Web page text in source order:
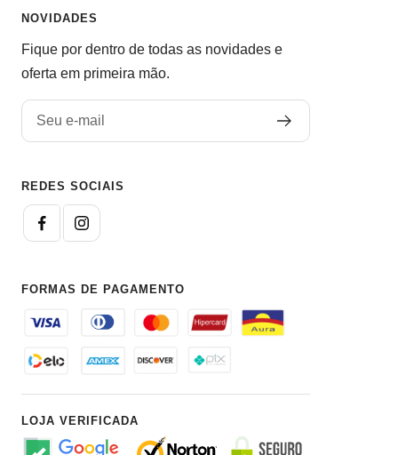
NOVIDADES
Fique por dentro de todas as novidades e
oferta em primeira mão.
Seu e-mail
REDES SOCIAIS
FORMAS DE PAGAMENTO
LOJA VERIFICADA